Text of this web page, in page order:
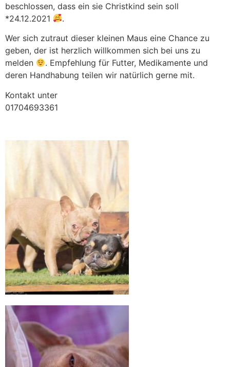
beschlossen, dass ein sie Christkind sein soll
*24.12.2021
.
Wer sich zutraut dieser kleinen Maus eine Chance zu
geben, der ist herzlich willkommen sich bei uns zu
melden
. Empfehlung für Futter, Medikamente und
deren Handhabung teilen wir natürlich gerne mit.
Kontakt unter
01704693361